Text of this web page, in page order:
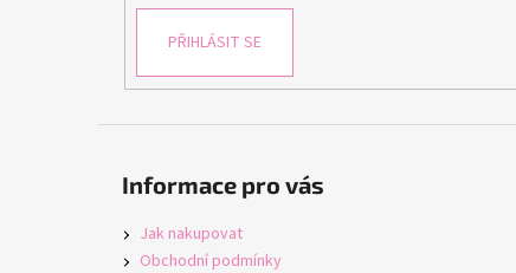
PŘIHLÁSIT SE
Informace pro vás
Jak nakupovat
Obchodní podmínky